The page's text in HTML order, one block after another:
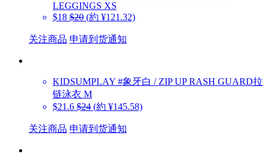
LEGGINGS XS
$18 $20 (約 ¥121.32)
关注商品 申请到货通知
KIDSUMPLAY #象牙白 / ZIP UP RASH GUARD拉
链泳衣 M
$21.6 $24 (約 ¥145.58)
关注商品 申请到货通知